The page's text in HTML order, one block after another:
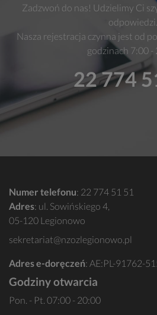
Zadzwoń do nas! Udzielimy Ci
odpowiedzi.
Nasza rejestracja czynna jest od
godzinach 7:00 -
22 774
Numer telefonu: 22 774 51 51
Adres: ul. Sowińskiego 4,
05-120 Legionowo
sekretariat@nzozlegionowo.pl
Adres e-doręczeń: AE:PL-91762-
Godziny otwarcia
Pon. - Pt. 07:00 - 20:00